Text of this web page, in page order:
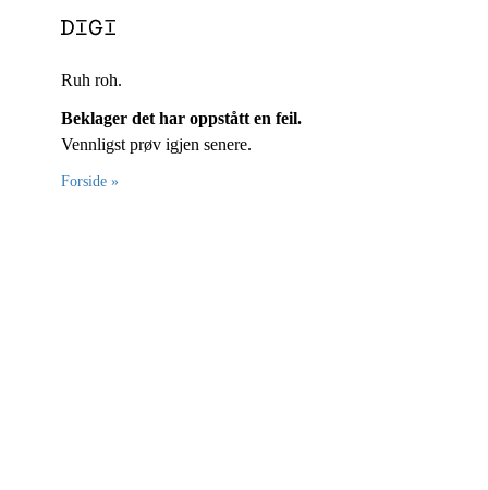
Ruh roh.
Beklager det har oppstått en feil.
Vennligst prøv igjen senere.
Forside »